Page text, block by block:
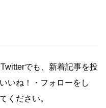
でも、新着記事を投
いね！・フォローをし
ください。